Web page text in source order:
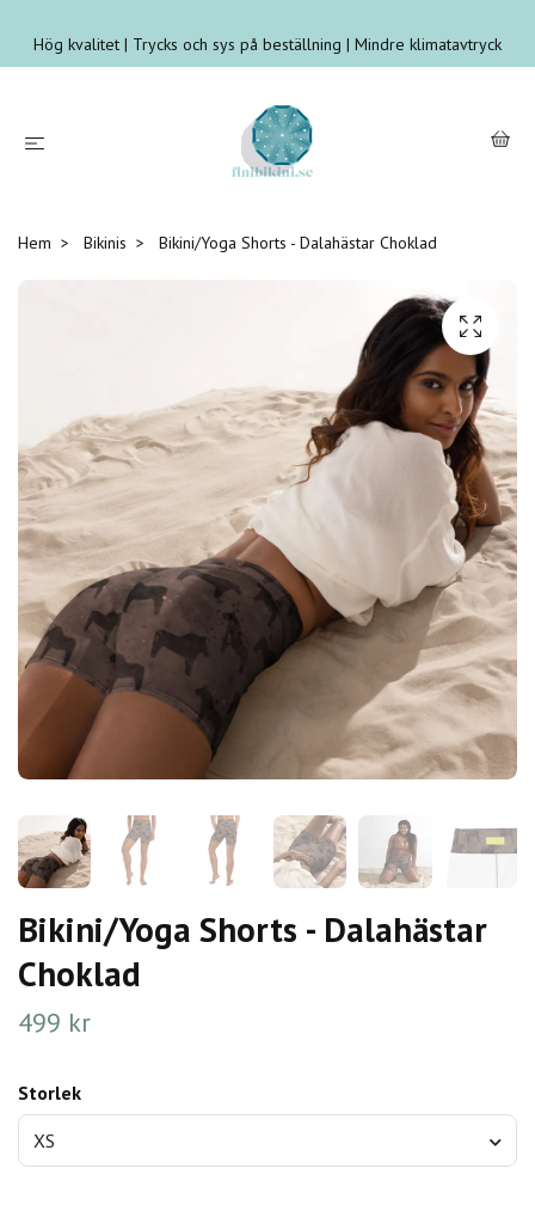
Hög kvalitet | Trycks och sys på beställning | Mindre klimatavtryck
Hem Bikinis Bikini/Yoga Shorts - Dalahästar Choklad
Bikini/Yoga Shorts - Dalahästar
Choklad
499 kr
Storlek
XS